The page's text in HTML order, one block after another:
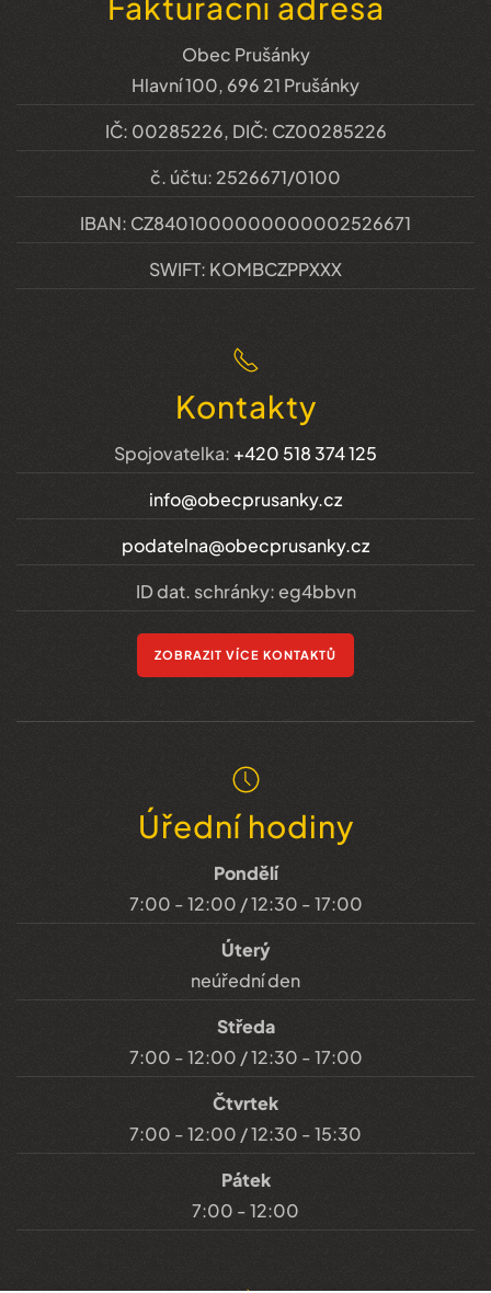
Obec Prušánky
Hlavní 100, 696 21 Prušánky
IČ: 00285226, DIČ: CZ00285226
č. účtu: 2526671/0100
IBAN: CZ8401000000000002526671
SWIFT: KOMBCZPPXXX
Kontakty
Spojovatelka: +420 518 374 125
info@obecprusanky.cz
podatelna@obecprusanky.cz
ID dat. schránky: eg4bbvn
ZOBRAZIT VÍCE KONTAKTŮ
Úřední hodiny
Pondělí
7:00 - 12:00 / 12:30 - 17:00
Úterý
neúřední den
Středa
7:00 - 12:00 / 12:30 - 17:00
Čtvrtek
7:00 - 12:00 / 12:30 - 15:30
Pátek
7:00 - 12:00